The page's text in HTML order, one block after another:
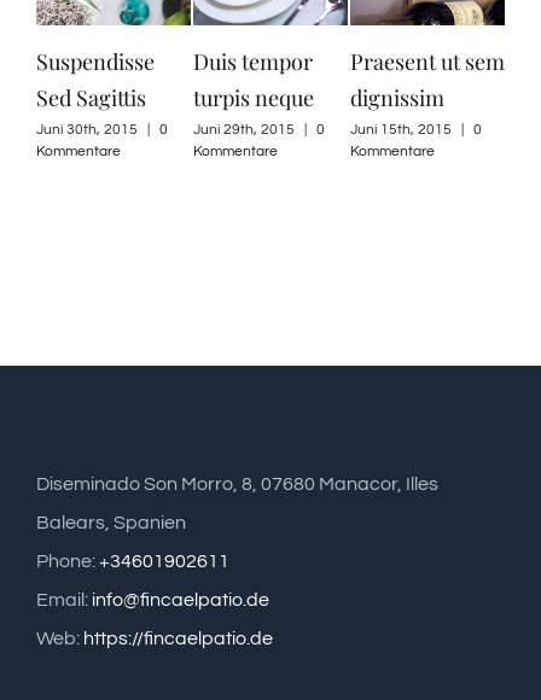
Suspendisse
Sed Sagittis
Juni 30th, 2015
0
Kommentare
Duis tempor
turpis neque
Juni 29th, 2015
0
Kommentare
Praesent ut sem
dignissim
Juni 15th, 2015
0
Kommentare
Diseminado Son Morro, 8, 07680 Manacor, Illes
Balears, Spanien
Phone:+34601902611
Email: info@fincaelpatio.de
Web: https://fincaelpatio.de